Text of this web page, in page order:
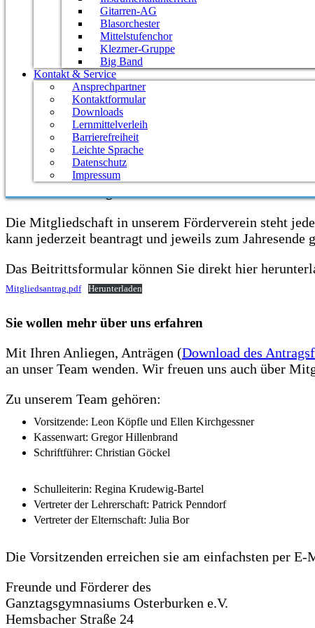
Gitarren-AG
Blasorchester
Mittelstufenchor
Klezmer-Gruppe
Big Band
Kontakt & Service
Ansprechpartner
Kontaktformular
Downloads
Lernmittelverleih
Barrierefreiheit
Leichte Sprache
Datenschutz
Impressum
Wir freuen uns über Spenden auf die folgenden
IBAN:DE 16 674 500 48 000 4000 964
BIC: SOLADES1MOS – Sparkasse Neckartal-
IBAN: DE 80 6746 1733 0050 1666 00
BIC: GENODE61RNG – Volksbank Kirnau
Bei Bedarf stellen wir Ihnen gerne eine
Die Mitgliedschaft in unserem Förderverein steht
kann jederzeit beantragt und jeweils zum
Das Beitrittsformular können Sie direkt hier
Mitgliedsantrag.pdf Herunterladen
Sie wollen mehr über uns erfahren
Mit Ihren Anliegen, Anträgen (Download des
an unser Team wenden. Wir freuen uns auch über
Zu unserem Team gehören:
Vorsitzende: Leon Köpfle und Ellen Kirchgessner
Kassenwart: Gregor Hillenbrand
Schriftführer: Christian Göckel
Schulleiterin: Regina Krudewig-Bartel
Vertreter der Lehrerschaft: Patrick Penndorf
Vertreter der Elternschaft: Julia Bor
Die Vorsitzenden erreichen sie am einfachsten per
Freunde und Förderer des
Ganztagsgymnasiums Osterburken e.V.
Hemsbacher Straße 24